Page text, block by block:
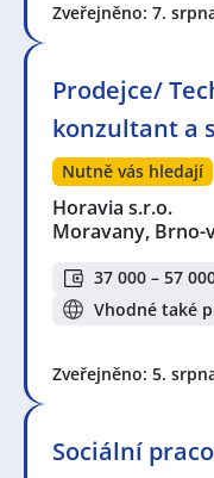
Zveřejněno: 7.
Prodejce/
konzultant a
Nutně vás hledají
Horavia s.r.o.
Moravany, Brno-
37 000 – 57
Vhodné také
Zveřejněno: 5.
Sociální